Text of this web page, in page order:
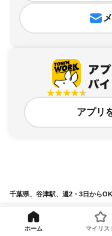
アプリ
千葉県、谷津駅、週2・3日から
求人の詳細を表示
ホーム マイリス